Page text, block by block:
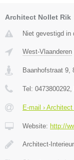
Architect Nollet Rik
Niet gevestigd in
West-Vlaanderen
Baanhofstraat 9,
Tel: 0473800292,
E-mail ›
Website: http://
Architect-